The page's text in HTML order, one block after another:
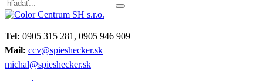
Tel: 0905 315 281, 0905 946 909
Mail: ccv@spieshecker.sk
michal@spieshecker.sk